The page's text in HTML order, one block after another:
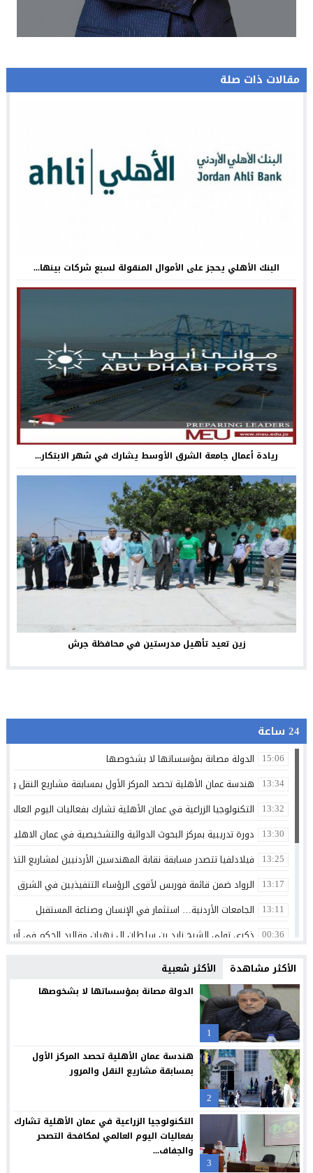
مقالات ذات صلة
البنك الأهلي يحجز على الأموال المنقولة لسبع شركات بينها...
ريادة أعمال جامعة الشرق الأوسط يشارك في شهر الابتكار...
زين تعيد تأهيل مدرستين في محافظة جرش
24 ساعة
15:06 الدولة مصانة بمؤسساتها لا بشخوصها
13:34 هندسة عمان الأهلية تحصد المركز الأول بمسابقة مشاريع النقل
13:32 التكنولوجيا الزراعية في عمان الأهلية تشارك بفعاليات اليوم العالمي
13:30 دورة تدريبية بمركز البحوث الدوائية والتشخيصية في عمان
13:25 فيلادلفيا تتصدر مسابقة نقابة المهندسين الأردنيين لمشاريع
13:17 الرواد ضمن قائمة فوربس لأقوى الرؤساء التنفيذيين في الشرق
13:11 الجامعات الأردنية… استثمار في الإنسان وصناعة المستقبل
00:36 ذكرى تولي الشيخ زايد بن سلطان ال نهيان مقاليد الحكم في أبو
الإعلامي أحمد القاسم يشكر الفريق الطبي في مستشفى البشير
23:16 مركز جامعة الزيتونة الأردنية الصحي يعزز خدماته المجانية ويواصل
23:12 جامعة الزيتونة الأردنية تحتفل بتخريج الفوج الثلاثين من طلبتها
21:09 “العلوم التطبيقية” تحتضن “بالعربي – عمّان”.. ملتقى المبدعين
20:54 حملة عالمية لكفالة أيتام غزة: لايف للإغاثة والتنمية تكثف
18:45 فراس العرابي يهنيء الدكتور صالح المجالي بالمنصب الجديد
15:11 *العيسوي: الرؤية الملكية جعلت الأردن مركزا واعدا للاستثمار
الأكثر مشاهدة الأكثر شعبية
1
الدولة مصانة بمؤسساتها لا بشخوصها
2
هندسة عمان الأهلية تحصد المركز الأول
بمسابقة مشاريع النقل والمرور
3
التكنولوجيا الزراعية في عمان الأهلية تشارك
بفعاليات اليوم العالمي لمكافحة التصحر
والجفاف...